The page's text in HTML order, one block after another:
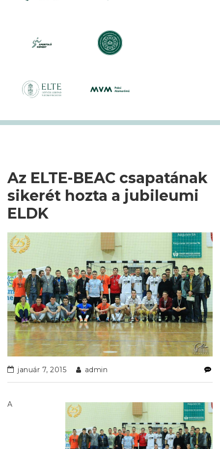
Az ELTE-BEAC csapatának
sikerét hozta a jubileumi
ELDK
január 7, 2015 admin
A